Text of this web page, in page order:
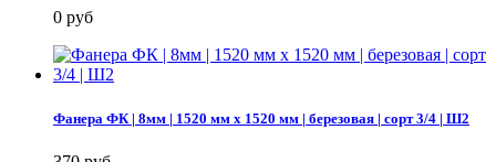
0 руб
Фанера ФК | 8мм | 1520 мм х 1520 мм | березовая | сорт 3/4 | Ш2